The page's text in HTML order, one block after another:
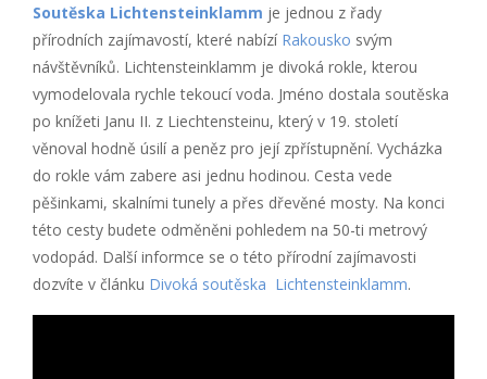
Soutěska Lichtensteinklamm je jednou z řady
přírodních zajímavostí, které nabízí Rakousko svým
návštěvníků. Lichtensteinklamm je divoká rokle, kterou
vymodelovala rychle tekoucí voda. Jméno dostala soutěska
po knížeti Janu II. z Liechtensteinu, který v 19. století
věnoval hodně úsilí a peněz pro její zpřístupnění. Vycházka
do rokle vám zabere asi jednu hodinou. Cesta vede
pěšinkami, skalními tunely a přes dřevěné mosty. Na konci
této cesty budete odměněni pohledem na 50-ti metrový
vodopád. Další informce se o této přírodní zajímavosti
dozvíte v článku Divoká soutěska Lichtensteinklamm.